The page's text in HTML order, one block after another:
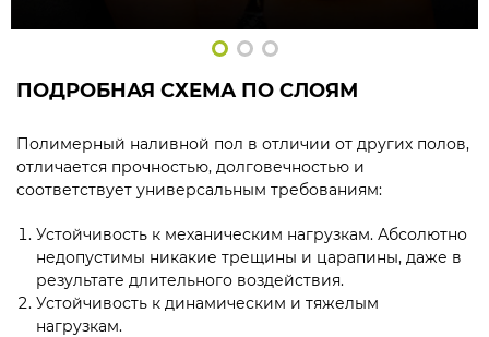
ПОДРОБНАЯ СХЕМА ПО СЛОЯМ
Полимерный наливной пол в отличии от других полов,
отличается прочностью, долговечностью и
соответствует универсальным требованиям:
Устойчивость к механическим нагрузкам. Абсолютно
недопустимы никакие трещины и царапины, даже в
результате длительного воздействия.
Устойчивость к динамическим и тяжелым
нагрузкам.